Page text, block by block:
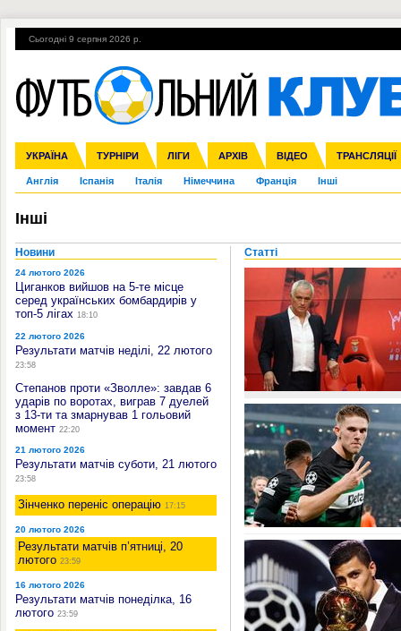
Сьогодні 9 серпня 2026 р.
УКРАЇНА ТУРНІРИ ЛІГИ АРХІВ ВІДЕО ТРАНСЛЯЦІЇ
Збірна Прем'єр-ліга Перша ліга Друга ліга Кубок України
Ліга чемпіонів Ліга Європи Міжнародні Ліга націй Ліга
Англія Іспанія Італія Німеччина Франція Інші
ЧС-2014 ЄВРО-2016 Росія Кубок конфедерацій ЧЄ-2015 (U-
Гарячі теми УПЛ, 2-й тур ВІЙНА УПЛ-ПЕРЕХОДИ
Інші
Новини
24 лютого 2026
Циганков вийшов на 5-те місце
серед українських бомбардирів у
топ-5 лігах 18:10
22 лютого 2026
Результати матчів неділі, 22 лютого
23:58
Степанов проти «Зволле»: завдав 6
ударів по воротах, виграв 7 дуелей
з 13-ти та змарнував 1 гольовий
момент 22:20
21 лютого 2026
Результати матчів суботи, 21 лютого
23:58
Зінченко переніс операцію 17:15
20 лютого 2026
Результати матчів п’ятниці, 20
лютого 23:59
16 лютого 2026
Результати матчів понеділка, 16
лютого 23:59
Статті